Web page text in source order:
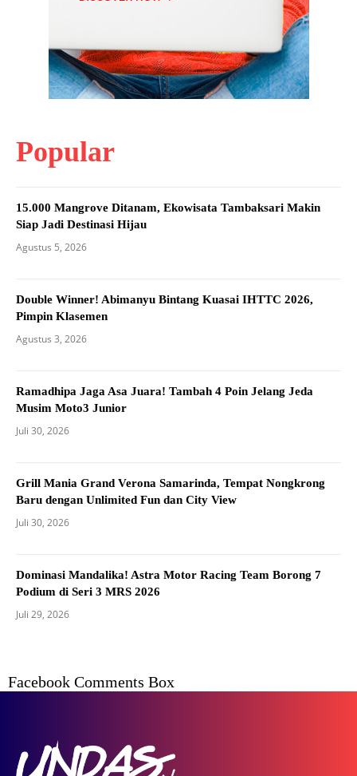
Popular
15.000 Mangrove Ditanam, Ekowisata Tambaksari Makin
Siap Jadi Destinasi Hijau
Agustus 5, 2026
Double Winner! Abimanyu Bintang Kuasai IHTTC 2026,
Pimpin Klasemen
Agustus 3, 2026
Ramadhipa Jaga Asa Juara! Tambah 4 Poin Jelang Jeda
Musim Moto3 Junior
Juli 30, 2026
Grill Mania Grand Verona Samarinda, Tempat Nongkrong
Baru dengan Unlimited Fun dan City View
Juli 30, 2026
Dominasi Mandalika! Astra Motor Racing Team Borong 7
Podium di Seri 3 MRS 2026
Juli 29, 2026
Facebook Comments Box